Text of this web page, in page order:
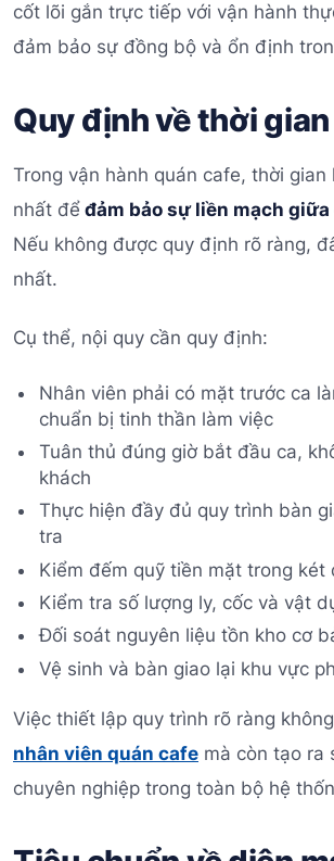
cốt lõi gắn trực tiếp với vận hành
đảm bảo sự đồng bộ và ổn định
Quy định về thời
Trong vận hành quán cafe, thời
nhất để đảm bảo sự liền mạch
Nếu không được quy định rõ ràng,
nhất.
Cụ thể, nội quy cần quy định:
Nhân viên phải có mặt trước ca
chuẩn bị tinh thần làm việc
Tuân thủ đúng giờ bắt đầu ca,
khách
Thực hiện đầy đủ quy trình bàn
tra
Kiểm đếm quỹ tiền mặt trong
Kiểm tra số lượng ly, cốc và vật
Đối soát nguyên liệu tồn kho cơ
Vệ sinh và bàn giao lại khu vực
Việc thiết lập quy trình rõ ràng
nhân viên quán cafe mà còn tạo ra
chuyên nghiệp trong toàn bộ hệ